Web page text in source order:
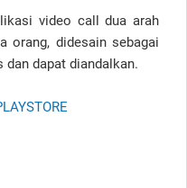
video call dua arah
orang, didesain sebagai
dapat diandalkan.